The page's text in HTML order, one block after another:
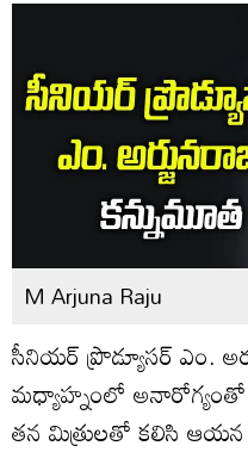
M Arjuna Raju
సీనియర్ ప్రొడ్యూసర్ ఎం.
మధ్యాహ్నంలో
తన మిత్రులతో కలిసి